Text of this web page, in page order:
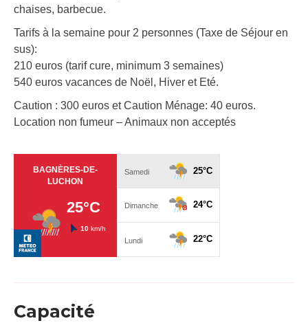
chaises, barbecue.
Tarifs à la semaine pour 2 personnes (Taxe de Séjour en
sus):
210 euros (tarif cure, minimum 3 semaines)
540 euros vacances de Noël, Hiver et Eté.
Caution : 300 euros et Caution Ménage: 40 euros.
Location non fumeur – Animaux non acceptés
Capacité